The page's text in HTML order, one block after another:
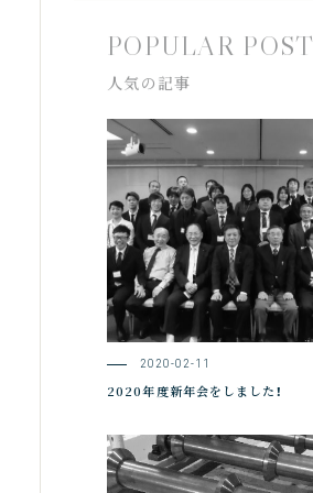
POPULAR POST
人気の記事
2020-02-11
2020年度新年会をしました！